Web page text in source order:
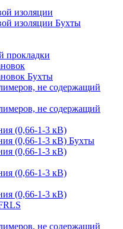
изоляции
изоляции Бухты
прокладки
Бухты
не содержащий
не содержащий
(0,66-1-3 кВ)
(0,66-1-3 кВ) Бухты
(0,66-1-3 кВ)
(0,66-1-3 кВ)
(0,66-1-3 кВ)
не содержащий